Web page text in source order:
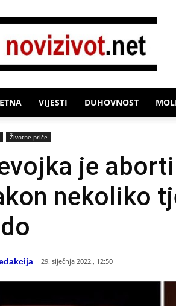
Novi
VIJESTI DUHOVNOST
Životne priče
je
nekoliko
29. siječnja 2022., 12:50